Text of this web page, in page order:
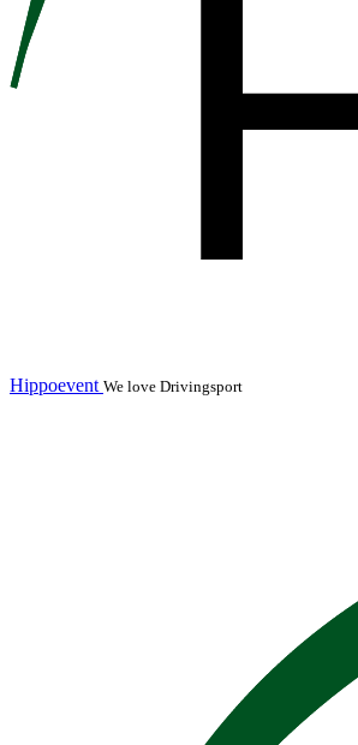
Hippoevent We love Drivingsport